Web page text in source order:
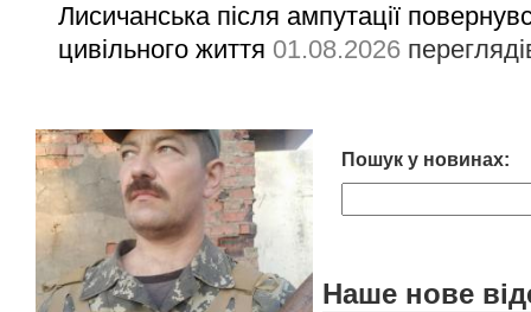
Лисичанська після ампутації
цивільного життя 01.08.2026
Пошук у новинах:
Наше нове